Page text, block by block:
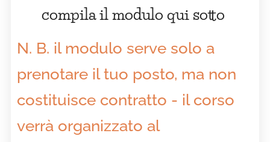
compila il modulo qui sotto
N. B. il modulo serve solo a
prenotare il tuo posto, ma non
costituisce contratto - il corso
verrà organizzato al